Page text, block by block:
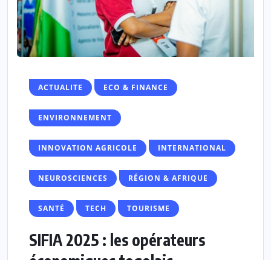
ACTUALITE ECO & FINANCE
ENVIRONNEMENT
INNOVATION AGRICOLE INTERNATIONAL
NEUROSCIENCES RÉGION & AFRIQUE
SANTÉ TECH TOURISME
SIFIA 2025 : les opérateurs